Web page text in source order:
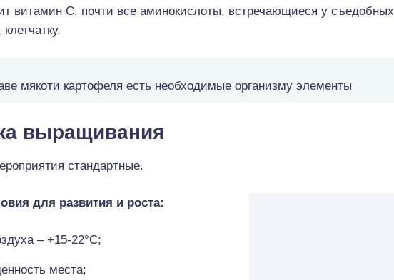
витамин С, почти все аминокислоты, встречающиеся у съедобных
мякоти картофеля есть необходимые организму элементы
выращивания
стандартные.
для развития и роста:
– +15-22°С;
места;